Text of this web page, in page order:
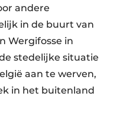
andere
in de buurt van
Wergifosse in
stedelijke situatie
aan te werven,
in het buitenland